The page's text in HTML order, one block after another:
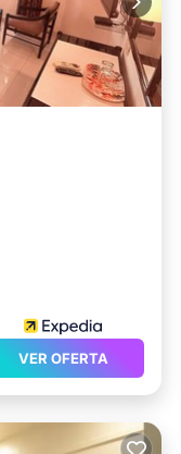
VER OFERTA